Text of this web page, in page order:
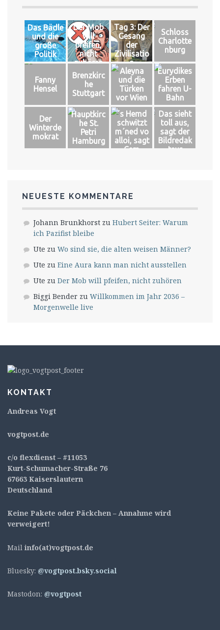
Das Bädle
und die
große
Politik
Der Mob
will
pfeifen,
nicht
zuhören
Tag 3: Der
Gesang
der
Zivilisatio
n
Schloss
Charlotte
nburg
Fanny
Hensel
Brenzkirc
he
Stuttgart
Aleyna
und die
Türken
vor Wien
Eurydikes
Erben
fahren U-
Bahn
Der
Winterde
mokrat
Hauptkirc
he St.
Petri
Hamburg
´s Hemd
schwitzt
m´ned vo
alloi, sagt
Cem
Das sieht
toll aus,
sagt der
Bildredak
teur
NEUESTE KOMMENTARE
Johann Brunkhorst zu Hubert Seiter: Warum
ich Pazifist bleibe
Ute zu Wo sind sie, die alten weisen Männer?
Ute zu Eine Aura kann man nicht ausstellen
Ute zu Der Mob will pfeifen, nicht zuhören
Biggi Bender zu Willkommen im Jahr 2036 –
Morgenwelle live
KONTAKT
Andreas Vogt
vogtpost.de
c/o flexdienst – #11053
Kurt-Schumacher-Straße 76
67663 Kaiserslautern
Deutschland
Keine Pakete oder Päckchen – Annahme wird
verweigert!
Mail info(at)vogtpost.de
Bluesky: @vogtpost.bsky.social
Mastodon: @vogtpost